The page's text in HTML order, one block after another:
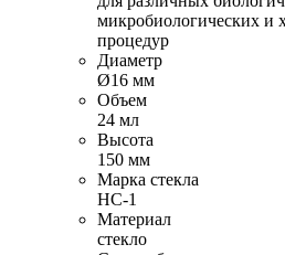
микробиологических и
процедур
Диаметр
Ø16 мм
Объем
24 мл
Высота
150 мм
Марка стекла
НС-1
Материал
стекло